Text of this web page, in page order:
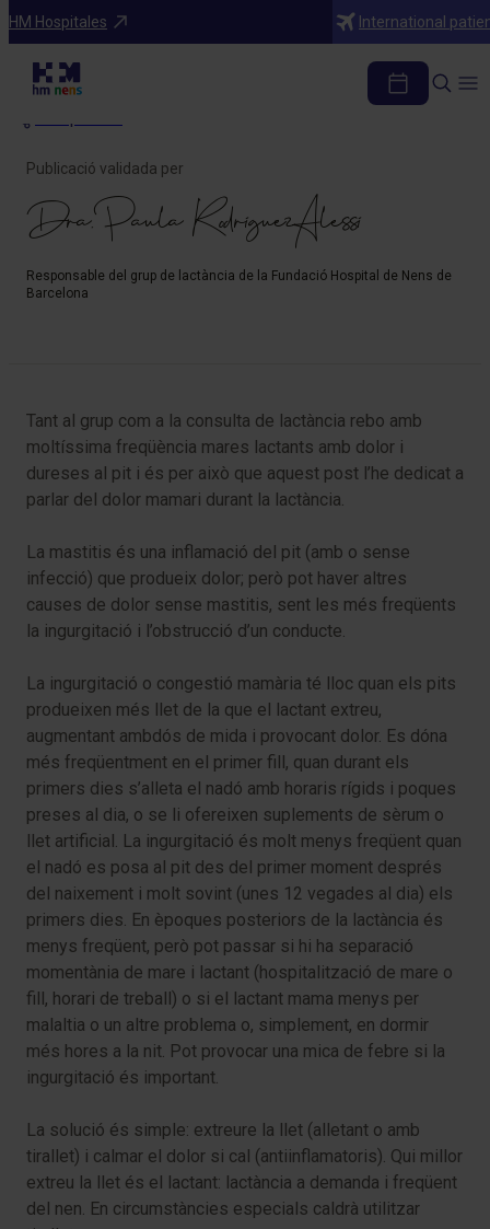
HM Hospitales International
Blog
Tinc mastitis?
Tant al grup com a la consulta de lactància rebo amb
moltíssima freqüència mares lactants amb dolor i
dureses al pit i és per això que aquest post l’he dedicat a
parlar del dolor mamari durant la lactància.
La mastitis és una inflamació del pit (amb o sense
infecció) que produeix dolor; però pot haver altres
causes de dolor sense mastitis, sent les més freqüents
la ingurgitació i l’obstrucció d’un conducte.
La ingurgitació o congestió mamària té lloc quan els pits
produeixen més llet de la que el lactant extreu,
augmentant ambdós de mida i provocant dolor. Es dóna
més freqüentment en el primer fill, quan durant els
primers dies s’alleta el nadó amb horaris rígids i poques
preses al dia, o se li ofereixen suplements de sèrum o
llet artificial. La ingurgitació és molt menys freqüent quan
el nadó es posa al pit des del primer moment després
del naixement i molt sovint (unes 12 vegades al dia) els
primers dies. En èpoques posteriors de la lactància és
menys freqüent, però pot passar si hi ha separació
momentània de mare i lactant (hospitalització de mare o
fill, horari de treball) o si el lactant mama menys per
malaltia o un altre problema o, simplement, en dormir
més hores a la nit. Pot provocar una mica de febre si la
ingurgitació és important.
La solució és simple: extreure la llet (alletant o amb
tirallet) i calmar el dolor si cal (antiinflamatoris). Qui millor
extreu la llet és el lactant: lactància a demanda i freqüent
del nen. En circumstàncies especials caldrà utilitzar
Publicació validada per
Dra. Paula RodríguezAlessi
Responsable del grup de lactància de la Fundació Hospital de Nens de
Barcelona